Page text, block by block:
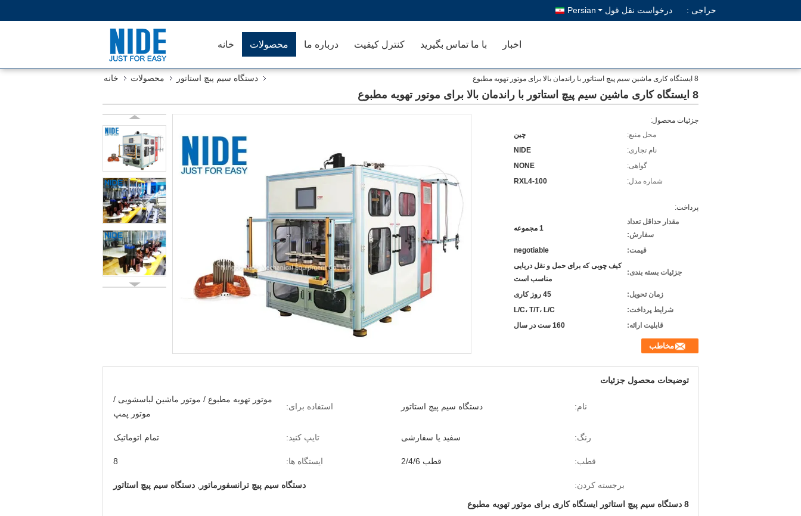
حراجی : درخواست نقل قول Persian
خانه محصولات درباره ما کنترل کیفیت با ما تماس بگیرید اخبار
خانه محصولات دستگاه سیم پیچ استاتور 8 ایستگاه کاری ماشین سیم پیچ استاتور با راندمان بالا برای موتور تهویه مطبوع
8 ایستگاه کاری ماشین سیم پیچ استاتور با راندمان بالا برای موتور تهویه مطبوع
جزئیات محصول:
محل منبع:
چین
نام تجاری:
NIDE
گواهی:
NONE
شماره مدل:
RXL4-100
پرداخت:
مقدار حداقل تعداد
سفارش:
1 مجموعه
قیمت: negotiable
جزئیات بسته بندی:
کیف چوبی که برای حمل و نقل دریایی
مناسب است
زمان تحویل:
45 روز کاری
شرایط پرداخت:
L/C، T/T، L/C
قابلیت ارائه:
160 ست در سال
مخاطب
توضیحات محصول جزئیات
نام: دستگاه سیم پیچ استاتور استفاده برای:
موتور تهویه مطبوع / موتور ماشین لباسشویی /
موتور پمپ
رنگ: سفید یا سفارشی تایپ کنید: تمام اتوماتیک
قطب: قطب 2/4/6 ایستگاه ها: 8
برجسته کردن: دستگاه سیم پیچ ترانسفورماتور
دستگاه سیم پیچ استاتور
8 دستگاه سیم پیچ استاتور ایستگاه کاری برای موتور تهویه مطبوع